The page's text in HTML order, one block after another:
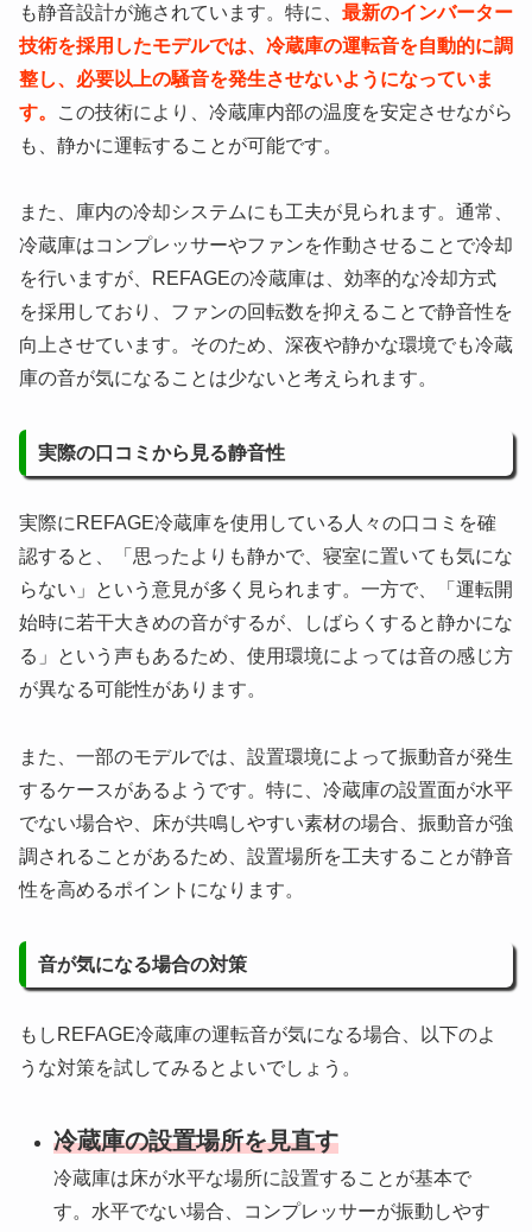
も静音設計が施されています。特に、 最新のインバーター
技術を採用したモデルでは、冷蔵庫の運転音を自動的に調
整し、必要以上の騒音を発生させないようになっていま
す。
この技術により、冷蔵庫内部の温度を安定させながら
も、静かに運転することが可能です。
また、庫内の冷却システムにも工夫が見られます。通常、
冷蔵庫はコンプレッサーやファンを作動させることで冷却
を行いますが、REFAGEの冷蔵庫は、効率的な冷却方式
を採用しており、ファンの回転数を抑えることで静音性を
向上させています。そのため、深夜や静かな環境でも冷蔵
庫の音が気になることは少ないと考えられます。
実際の口コミから見る静音性
実際にREFAGE冷蔵庫を使用している人々の口コミを確
認すると、「思ったよりも静かで、寝室に置いても気にな
らない」という意見が多く見られます。一方で、「運転開
始時に若干大きめの音がするが、しばらくすると静かにな
る」という声もあるため、使用環境によっては音の感じ方
が異なる可能性があります。
また、一部のモデルでは、設置環境によって振動音が発生
するケースがあるようです。特に、冷蔵庫の設置面が水平
でない場合や、床が共鳴しやすい素材の場合、振動音が強
調されることがあるため、設置場所を工夫することが静音
性を高めるポイントになります。
音が気になる場合の対策
もしREFAGE冷蔵庫の運転音が気になる場合、以下のよ
うな対策を試してみるとよいでしょう。
冷蔵庫の設置場所を見直す
冷蔵庫は床が水平な場所に設置することが基本で
す。水平でない場合、コンプレッサーが振動しやす